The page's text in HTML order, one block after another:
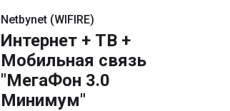
Netbynet (WIFIRE)
Интернет + ТВ +
Мобильная связь
"МегаФон 3.0
Минимум"